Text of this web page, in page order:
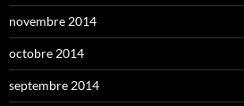
novembre 2014
octobre 2014
septembre 2014